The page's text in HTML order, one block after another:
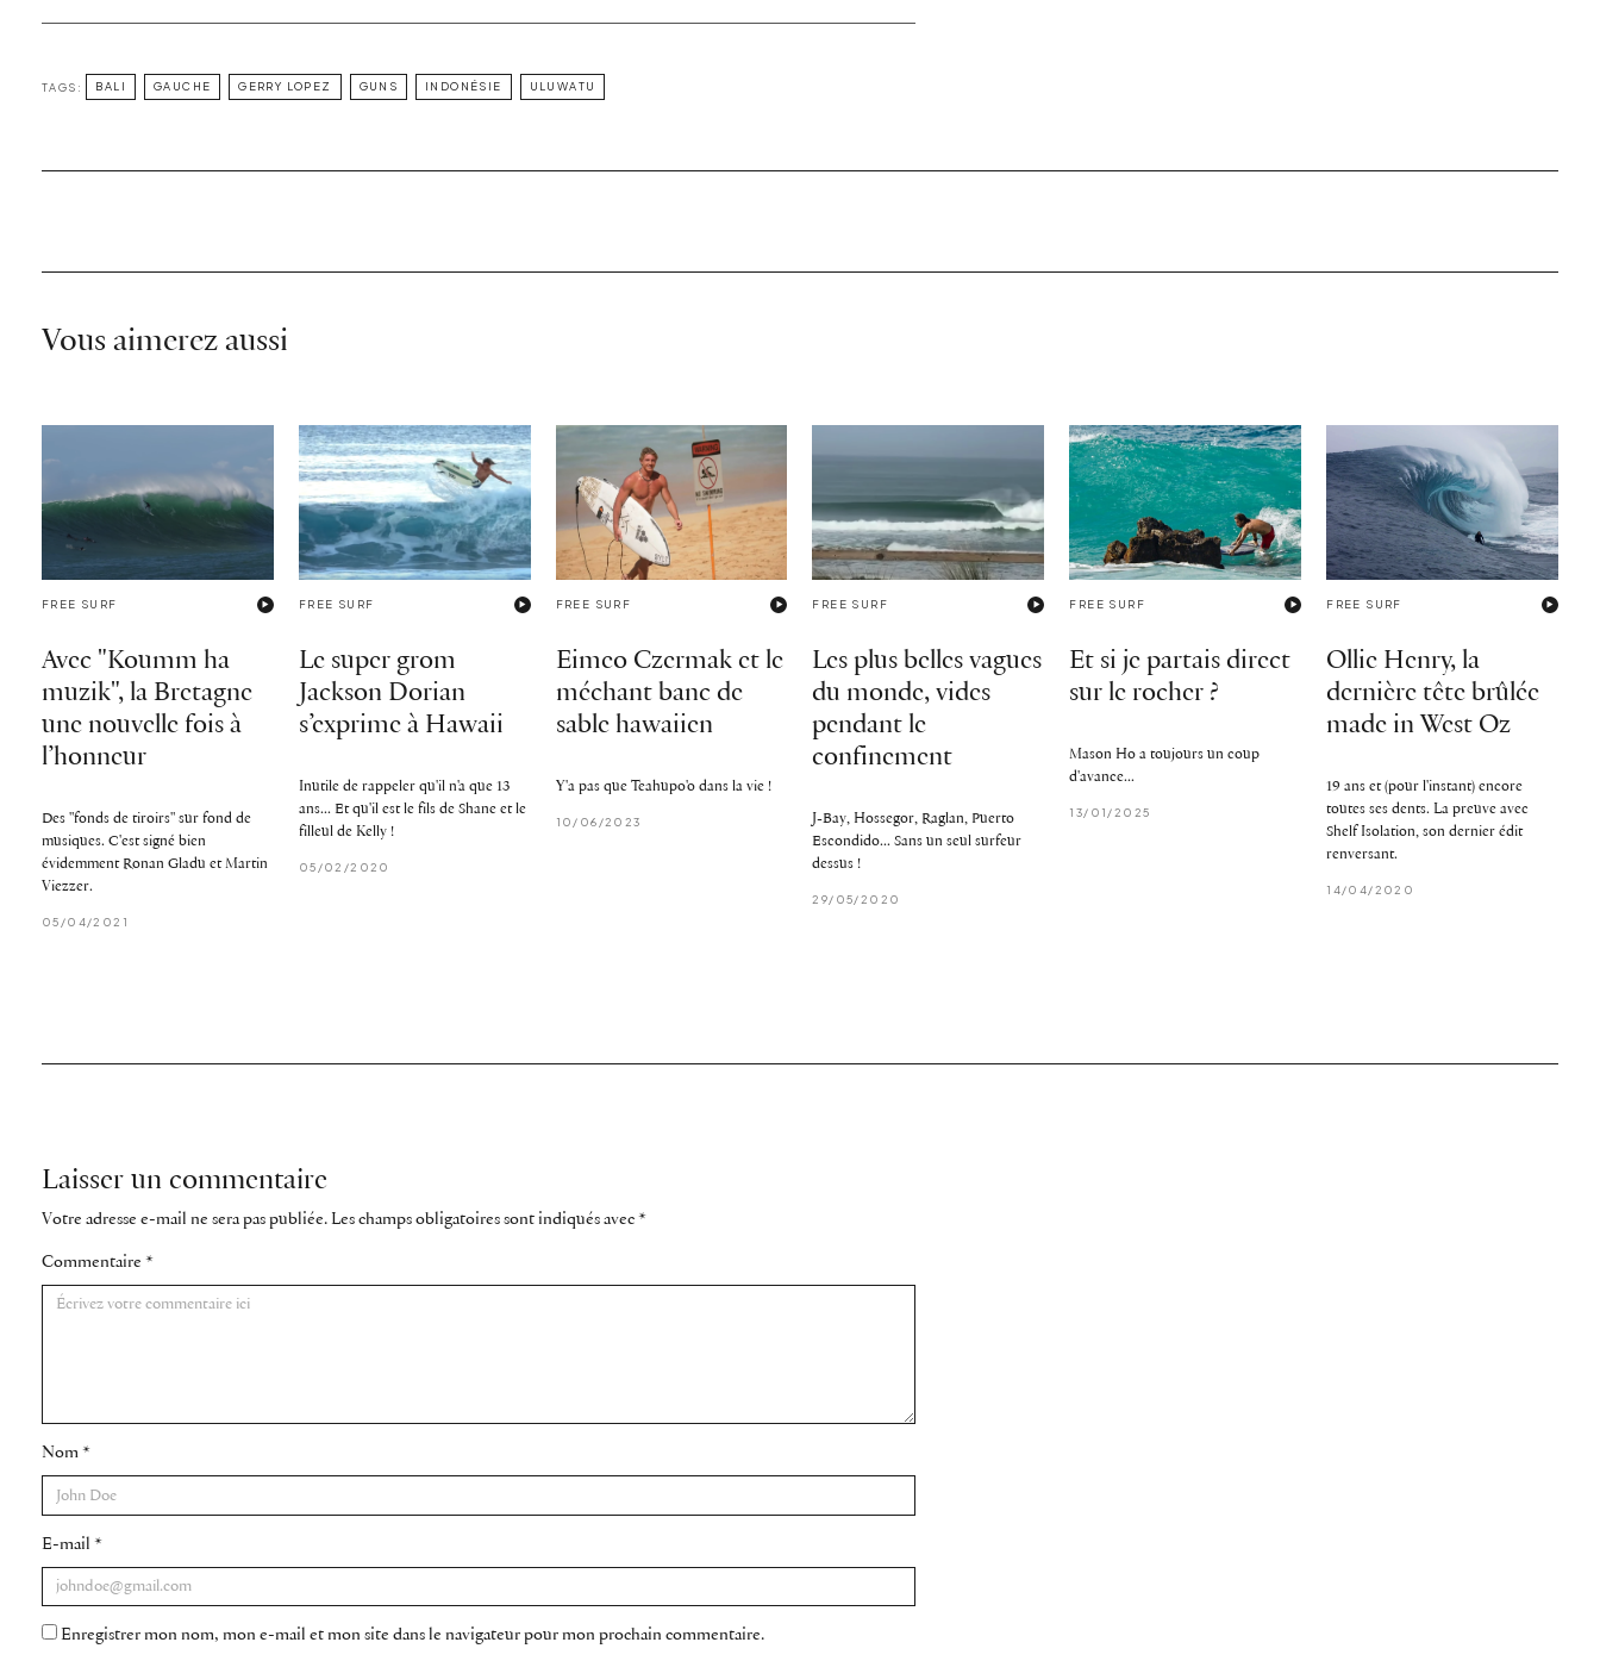
TAGS: BALI GAUCHE GERRY LOPEZ GUNS INDONÉSIE ULUWATU
Vous aimerez aussi
FREE SURF
Avec "Koumm ha
muzik", la Bretagne
une nouvelle fois à
l’honneur
Des "fonds de tiroirs" sur fond de
musiques. C'est signé bien
évidemment Ronan Gladu et Martin
Viezzer.
05/04/2021
FREE SURF
Le super grom
Jackson Dorian
s’exprime à Hawaii
Inutile de rappeler qu'il n'a que 13
ans... Et qu'il est le fils de Shane et le
filleul de Kelly !
05/02/2020
FREE SURF
Eimeo Czermak et le
méchant banc de
sable hawaiien
Y'a pas que Teahupo'o dans la vie !
10/06/2023
FREE SURF
Les plus belles vagues
du monde, vides
pendant le
confinement
J-Bay, Hossegor, Raglan, Puerto
Escondido... Sans un seul surfeur
dessus !
29/05/2020
FREE SURF
Et si je partais direct
sur le rocher ?
Mason Ho a toujours un coup
d'avance...
13/01/2025
FREE SURF
Ollie Henry, la
dernière tête brûlée
made in West Oz
19 ans et (pour l'instant) encore
toutes ses dents. La preuve avec
Shelf Isolation, son dernier édit
renversant.
14/04/2020
Laisser un commentaire
Votre adresse e-mail ne sera pas publiée. Les champs obligatoires sont indiqués avec *
Commentaire *
Nom *
E-mail *
Enregistrer mon nom, mon e-mail et mon site dans le navigateur pour mon prochain commentaire.